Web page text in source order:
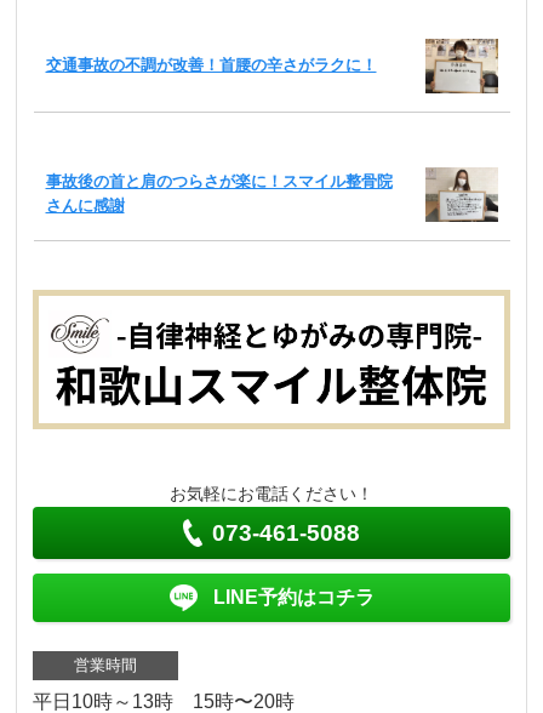
交通事故の不調が改善！首腰の辛さがラクに！
事故後の首と肩のつらさが楽に！スマイル整骨院
さんに感謝
お気軽にお電話ください！
073-461-5088
LINE予約はコチラ
営業時間
平日10時～13時 15時〜20時